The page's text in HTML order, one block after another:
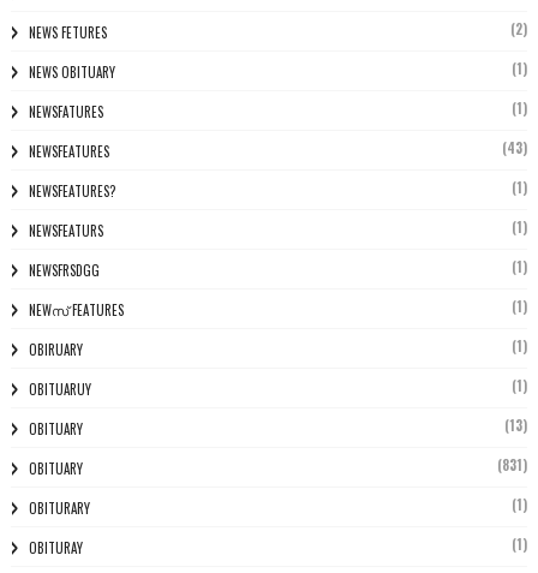
NEWS FETURES (2)
NEWS OBITUARY (1)
NEWSFATURES (1)
NEWSFEATURES (43)
NEWSFEATURES? (1)
NEWSFEATURS (1)
NEWSFRSDGG (1)
NEWസ് FEATURES (1)
OBIRUARY (1)
OBITUARUY (1)
OBITUARY (13)
OBITUARY (831)
OBITURARY (1)
OBITURAY (1)